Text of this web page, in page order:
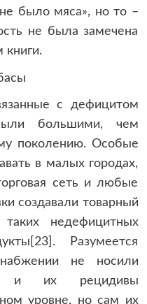
было мяса», но то –
не была замечена
книги.
с дефицитом
большими, чем
поколению. Особые
в малых городах,
сеть и любые
создавали товарный
недефицитных
Разумеется
не носили
и их рецидивы
уровне, но сам их